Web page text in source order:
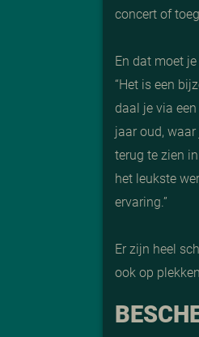
concert of
En dat moet
“Het is een
daal je via
jaar oud,
terug te zien
het leukste
ervaring.”
Er zijn heel
ook op